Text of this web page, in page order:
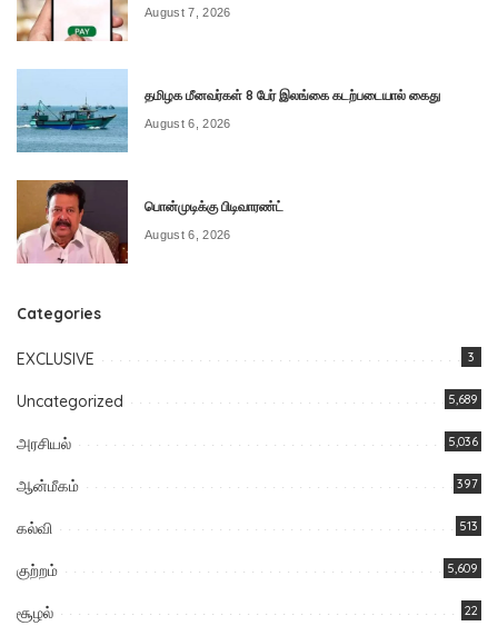
August 7, 2026
தமிழக மீனவர்கள் 8 பேர் இலங்கை கடற்படையால் கைது
August 6, 2026
பொன்முடிக்கு பிடிவாரண்ட்
August 6, 2026
Categories
EXCLUSIVE 3
Uncategorized 5,689
அரசியல் 5,036
ஆன்மீகம் 397
கல்வி 513
குற்றம் 5,609
சூழல் 22